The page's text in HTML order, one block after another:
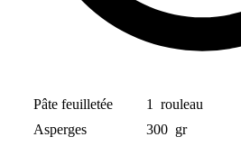
Pâte feuilletée 1
rouleau
Asperges
300 gr